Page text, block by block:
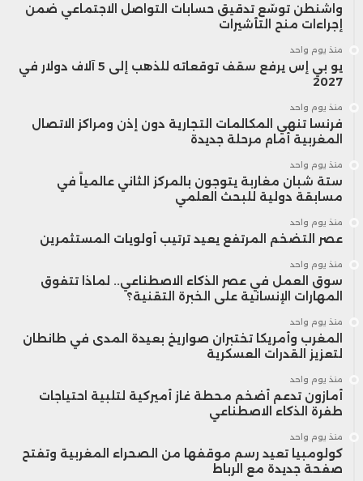
واشنطن توسّع تدقيق حسابات التواصل الاجتماعي ضمن
إجراءات منح التأشيرات
منذ يوم واحد
يو بي إس يرفع سقف توقعاته للذهب إلى 5 آلاف دولار في
2027
منذ يوم واحد
فرنسا تنهي المكالمات التجارية دون إذن ومراكز الاتصال
المغربية أمام مرحلة جديدة
منذ يوم واحد
ستة شبان مغاربة يتوجون بالمركز الثاني عالمياً في
مسابقة دولية للبحث العلمي
منذ يوم واحد
عصر التضخم المرتفع يعيد ترتيب أولويات المستثمرين
منذ يوم واحد
سوق العمل في عصر الذكاء الاصطناعي.. لماذا تتفوق
المهارات الإنسانية على الخبرة التقنية؟
منذ يوم واحد
المغرب وأمريكا تختبران صواريخ بعيدة المدى في طانطان
لتعزيز القدرات العسكرية
منذ يوم واحد
أمازون تدعم أضخم محطة غاز أميركية لتلبية احتياجات
طفرة الذكاء الاصطناعي
منذ يوم واحد
كولومبيا تعيد رسم موقفها من الصحراء المغربية وتفتح
صفحة جديدة مع الرباط